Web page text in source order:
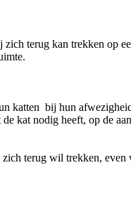
terug kan trekken op
katten bij hun
kat nodig heeft, op de
terug wil trekken,